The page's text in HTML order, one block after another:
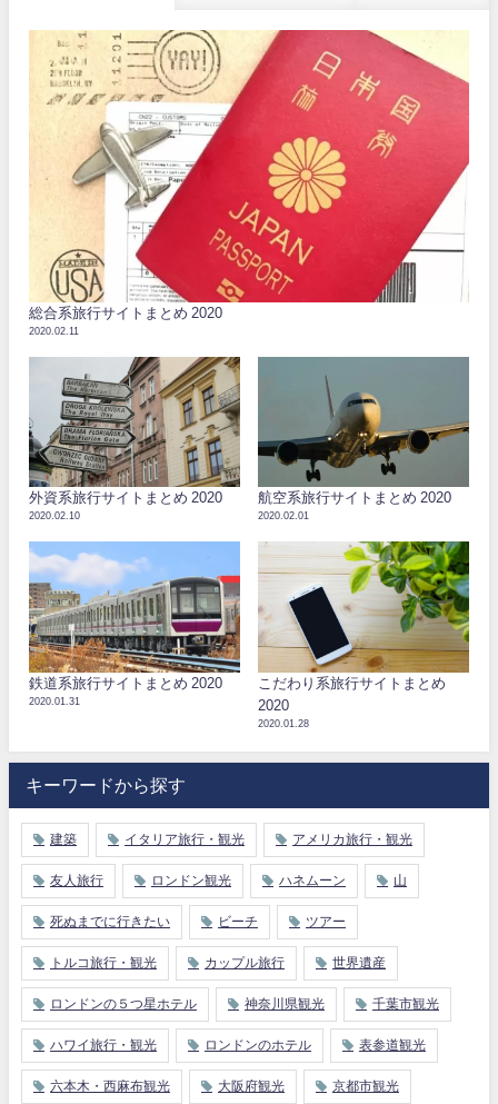
総合系旅行サイトまとめ 2020
2020.02.11
外資系旅行サイトまとめ 2020
2020.02.10
航空系旅行サイトまとめ 2020
2020.02.01
鉄道系旅行サイトまとめ 2020
2020.01.31
こだわり系旅行サイトまとめ
2020
2020.01.28
キーワードから探す
建築 イタリア旅行・観光 アメリカ旅行・観光
友人旅行 ロンドン観光 ハネムーン 山
死ぬまでに行きたい ビーチ ツアー
トルコ旅行・観光 カップル旅行 世界遺産
ロンドンの５つ星ホテル 神奈川県観光 千葉市観光
ハワイ旅行・観光 ロンドンのホテル 表参道観光
六本木・西麻布観光 大阪府観光 京都市観光